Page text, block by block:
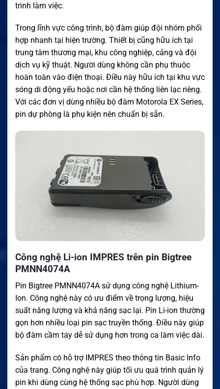
trình làm việc.
Trong lĩnh vực công trình, bộ đàm giúp đội nhóm phối
hợp nhanh tại hiện trường. Thiết bị cũng hữu ích tại
trung tâm thương mại, khu công nghiệp, cảng và đội
dịch vụ kỹ thuật. Người dùng không cần phụ thuộc
hoàn toàn vào điện thoại. Điều này hữu ích tại khu vực
sóng di động yếu hoặc nơi cần hệ thống liên lạc riêng.
Với các đơn vị dùng nhiều bộ đàm Motorola EX Series,
pin dự phòng là phụ kiện nên chuẩn bị sẵn.
Công nghệ Li-ion IMPRES trên pin Bigtree
PMNN4074A
Pin Bigtree PMNN4074A sử dụng công nghệ Lithium-
Ion. Công nghệ này có ưu điểm về trọng lượng, hiệu
suất năng lượng và khả năng sạc lại. Pin Li-ion thường
gọn hơn nhiều loại pin sạc truyền thống. Điều này giúp
bộ đàm cầm tay dễ sử dụng hơn trong ca làm việc dài.
Sản phẩm có hỗ trợ IMPRES theo thông tin Basic Info
của trang. Công nghệ này giúp tối ưu quá trình quản lý
pin khi dùng cùng hệ thống sạc phù hợp. Người dùng